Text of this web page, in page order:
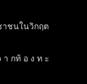
าชนในวิกฤต
กท้ อ ง ท ะ